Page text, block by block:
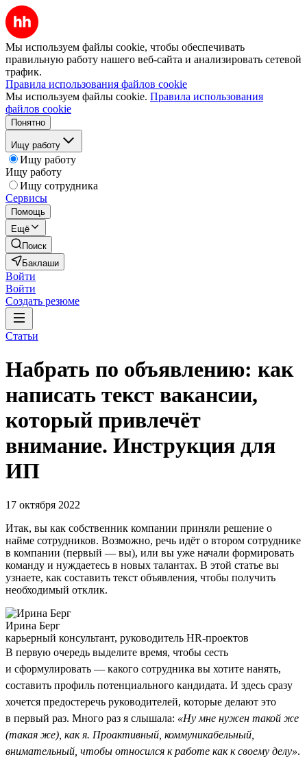
Мы используем файлы cookie, чтобы обеспечивать
правильную работу нашего веб-сайта и анализировать сетевой
трафик.
Правила использования файлов cookie
Мы используем файлы cookie. Правила использования
файлов cookie
Понятно
Ищу работу
Ищу работу
Ищу работу
Ищу сотрудника
Сервисы
Помощь
Ещё
Поиск
Баклаши
Войти
Войти
Создать резюме
Статьи
Набрать по объявлению: как
написать текст вакансии,
который привлечёт
внимание. Инструкция для
ИП
17 октября 2022
Итак, вы как собственник компании приняли решение о
найме сотрудников. Возможно, речь идёт о втором сотруднике
в компании (первый — вы), или вы уже начали формировать
команду и нуждаетесь в новых талантах. В этой статье вы
узнаете, как составить текст объявления, чтобы получить
необходимый отклик.
Ирина Берг
карьерный консультант, руководитель HR-проектов
В первую очередь выделите время, чтобы сесть
и сформулировать — какого сотрудника вы хотите нанять,
составить профиль потенциального кандидата. И здесь сразу
хочется предостеречь руководителей, которые делают это
в первый раз. Много раз я слышала: «Ну мне нужен такой же
(такая же), как я. Проактивный, коммуникабельный,
внимательный, чтобы относился к работе как к своему делу».